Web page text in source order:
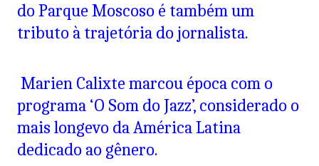
do Parque Moscoso é também um
tributo à trajetória do jornalista.
Marien Calixte marcou época com o
programa ‘O Som do Jazz’, considerado o
mais longevo da América Latina
dedicado ao gênero.